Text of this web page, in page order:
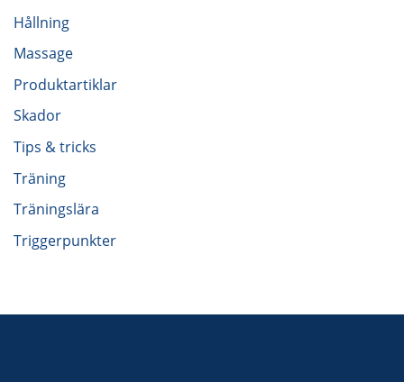
Hållning
Massage
Produktartiklar
Skador
Tips & tricks
Träning
Träningslära
Triggerpunkter